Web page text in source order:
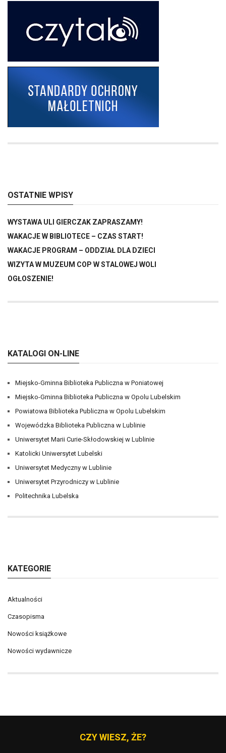
OSTATNIE WPISY
WYSTAWA ULI GIERCZAK ZAPRASZAMY!
WAKACJE W BIBLIOTECE – CZAS START!
WAKACJE PROGRAM – ODDZIAŁ DLA DZIECI
WIZYTA W MUZEUM COP W STALOWEJ WOLI
OGŁOSZENIE!
KATALOGI ON-LINE
Miejsko-Gminna Biblioteka Publiczna w Poniatowej
Miejsko-Gminna Biblioteka Publiczna w Opolu Lubelskim
Powiatowa Biblioteka Publiczna w Opolu Lubelskim
Wojewódzka Biblioteka Publiczna w Lublinie
Uniwersytet Marii Curie-Skłodowskiej w Lublinie
Katolicki Uniwersytet Lubelski
Uniwersytet Medyczny w Lublinie
Uniwersytet Przyrodniczy w Lublinie
Politechnika Lubelska
KATEGORIE
Aktualności
Czasopisma
Nowości książkowe
Nowości wydawnicze
CZY WIESZ, ŻE?